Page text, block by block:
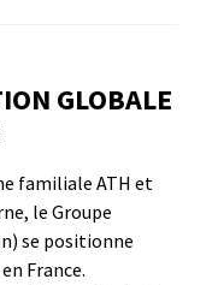
GLOBALE
familiale ATH et
le Groupe
se positionne
France.